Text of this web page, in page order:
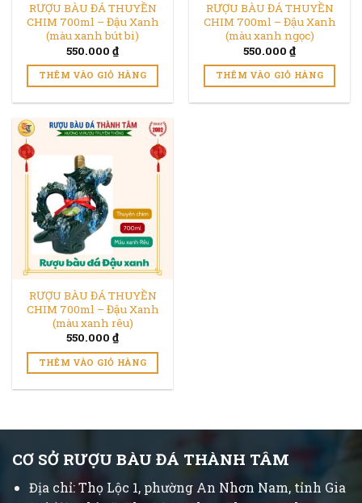
RƯỢU BÀU ĐÁ THUYỀN
CHIM 700ml – Đậu Xanh
(màu xanh bút bi)
550.000 ₫
THÊM VÀO GIỎ HÀNG
RƯỢU BÀU ĐÁ THUYỀN
CHIM 700ml – Đậu Xanh
(màu xanh ngọc)
550.000 ₫
THÊM VÀO GIỎ HÀNG
RƯỢU BÀU ĐÁ THUYỀN
CHIM 700ml – Đậu Xanh
(màu xanh rêu)
550.000 ₫
THÊM VÀO GIỎ HÀNG
CƠ SỞ RƯỢU BÀU ĐÁ THÀNH TÂM
Địa chỉ: Thọ Lộc 1, phường An Nhơn Nam, tỉnh Gia